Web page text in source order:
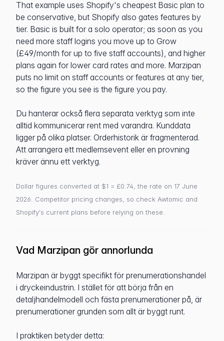
That example uses Shopify's cheapest Basic plan to
be conservative, but Shopify also gates features by
tier. Basic is built for a solo operator; as soon as you
need more staff logins you move up to Grow
(£49/month for up to five staff accounts), and higher
plans again for lower card rates and more. Marzipan
puts no limit on staff accounts or features at any tier,
so the figure you see is the figure you pay.
Du hanterar också flera separata verktyg som inte
alltid kommunicerar rent med varandra. Kunddata
ligger på olika platser. Orderhistorik är fragmenterad.
Att arrangera ett medlemsevent eller en provning
kräver ännu ett verktyg.
Dollar figures converted at $1 = £0.74, the rate on 17 June
2026. Competitor pricing changes, so check Awtomic and
Shopify's current plans before relying on these.
Vad Marzipan gör annorlunda
Marzipan är byggt specifikt för prenumerationshandel
i dryckeindustrin. I stället för att börja från en
detaljhandelmodell och fästa prenumerationer på, är
prenumerationer grunden som allt är byggt runt.
I praktiken betyder detta: